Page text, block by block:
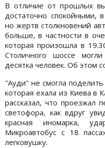
В отличие от прошлых
достаточно спокойными,
но жертв столкновений
больше, в частности в
которая произошла в
Столичного шоссе
десятка человек. Об этом
"Ауди" не смогла
которая ехала из Киева в
рассказал, что проезжал
светофора, как вдруг
красная иномарка,
Микроавтобус с 18
легковушку.